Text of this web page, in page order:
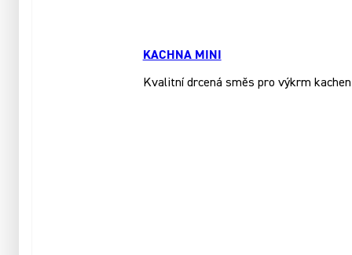
KACHNA MINI
Kvalitní drcená směs pro výkrm